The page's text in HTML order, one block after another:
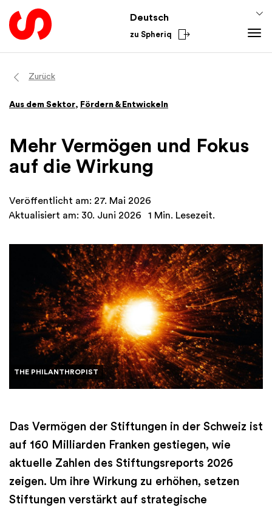
Deutsch
zu Spheriq
Verzeichnis
Recherche
Spenden-Tools
Fundraising-Tipps
Finanzen
Academy
Aus dem Sektor
International
Zurück
Aus dem Sektor, Fördern & Entwickeln
Mehr Vermögen und Fokus
auf die Wirkung
Veröffentlicht am: 27. Mai 2026
Aktualisiert am: 30. Juni 2026
1 Min. Lesezeit.
THE PHILANTHROPIST
Das Vermögen der Stiftungen in der Schweiz ist
auf 160 Milliarden Franken gestiegen, wie
aktuelle Zahlen des Stiftungsreports 2026
zeigen. Um ihre Wirkung zu erhöhen, setzen
Stiftungen verstärkt auf strategische